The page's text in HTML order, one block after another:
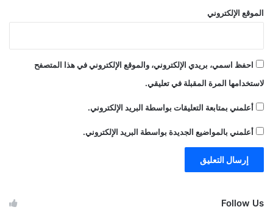
الموقع الإلكتروني
احفظ اسمي، بريدي الإلكتروني، والموقع الإلكتروني في هذا المتصفح
لاستخدامها المرة المقبلة في تعليقي.
أعلمني بمتابعة التعليقات بواسطة البريد الإلكتروني.
أعلمني بالمواضيع الجديدة بواسطة البريد الإلكتروني.
Follow Us